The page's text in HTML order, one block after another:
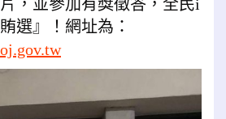
，並參加有獎徵答，全民i
選』！網址為：